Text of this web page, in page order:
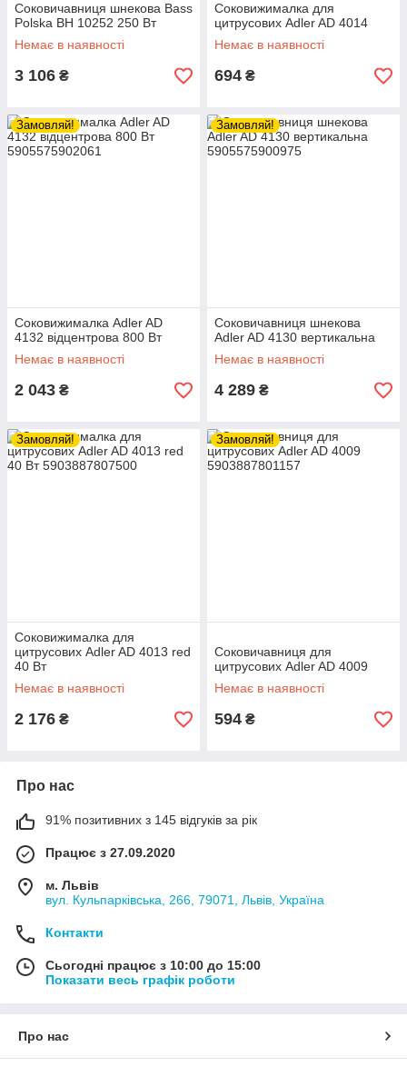
Соковичавниця шнекова Bass
Polska BH 10252 250 Вт
Немає в наявності
3 106 ₴
Соковижималка для
цитрусових Adler AD 4014
Немає в наявності
694 ₴
Замовляй!
Соковижималка Adler AD
4132 відцентрова 800 Вт
Немає в наявності
2 043 ₴
Замовляй!
Соковичавниця шнекова
Adler AD 4130 вертикальна
Немає в наявності
4 289 ₴
Замовляй!
Соковижималка для
цитрусових Adler AD 4013 red
40 Вт
Немає в наявності
2 176 ₴
Замовляй!
Соковичавниця для
цитрусових Adler AD 4009
Немає в наявності
594 ₴
Про нас
91% позитивних з 145 відгуків за рік
Працює з 27.09.2020
м. Львів
вул. Кульпарківська, 266, 79071, Львів, Україна
Контакти
Сьогодні працює з 10:00 до 15:00
Показати весь графік роботи
Про нас